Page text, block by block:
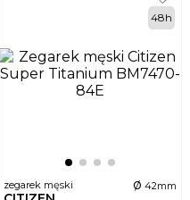
zegarek męski ø 42mm
48h